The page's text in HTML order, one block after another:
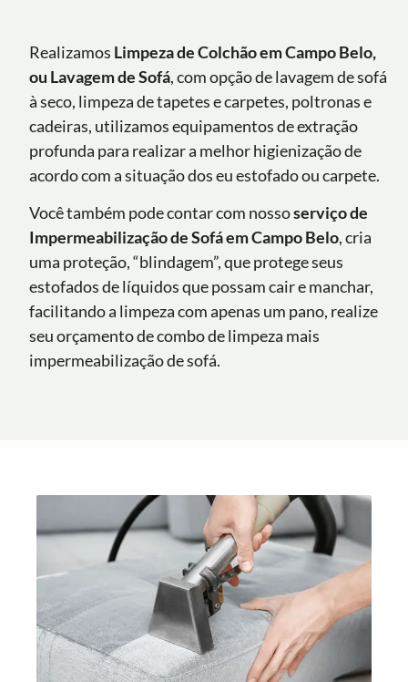
Realizamos Limpeza de Colchão em Campo Belo,
ou Lavagem de Sofá, com opção de lavagem de sofá
à seco, limpeza de tapetes e carpetes, poltronas e
cadeiras, utilizamos equipamentos de extração
profunda para realizar a melhor higienização de
acordo com a situação dos eu estofado ou carpete.
Você também pode contar com nossoserviço de
Impermeabilização de SofáemCampo Belo, cria
uma proteção, “blindagem”, que protege seus
estofados de líquidos que possam cair e manchar,
facilitando a limpeza com apenas um pano, realize
seu orçamento de combo de limpeza mais
impermeabilização de sofá.